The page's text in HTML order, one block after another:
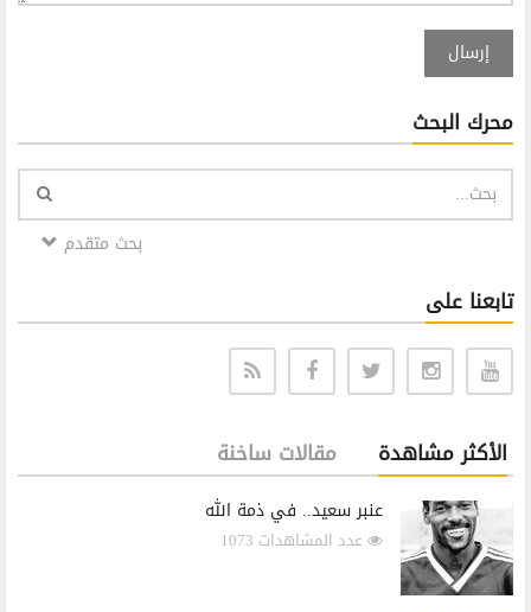
إرسال
محرك البحث
بحث متقدم
تابعنا على
الأكثر مشاهدة مقالات ساخنة
عنبر سعيد.. في ذمة الله
عدد المشاهدات 1073